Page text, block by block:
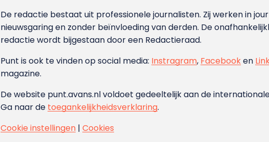
De redactie bestaat uit professionele journalisten. Zij werken in
nieuwsgaring en zonder beïnvloeding van derden. De
redactie wordt bijgestaan door een Redactieraad.
Punt is ook te vinden op social media: Instragram, Facebooken
magazine.
De website punt.avans.nl voldoet gedeeltelijk aan de
Ga naar de toegankelijkheidsverklaring.
Cookie instellingen |Cookies